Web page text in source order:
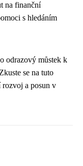
na finanční
s hledáním
odrazový můstek k
se na tuto
rozvoj a posun v